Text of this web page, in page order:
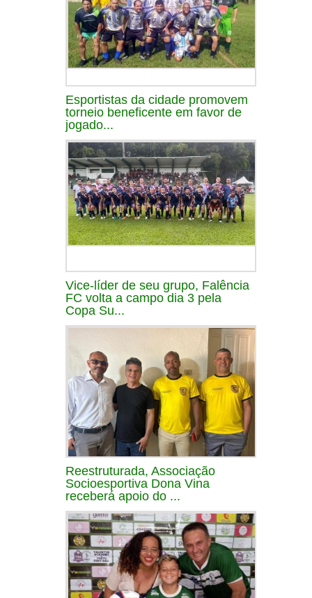
Esportistas da cidade promovem
torneio beneficente em favor de
jogado...
Vice-líder de seu grupo, Falência
FC volta a campo dia 3 pela
Copa Su...
Reestruturada, Associação
Socioesportiva Dona Vina
receberá apoio do ...